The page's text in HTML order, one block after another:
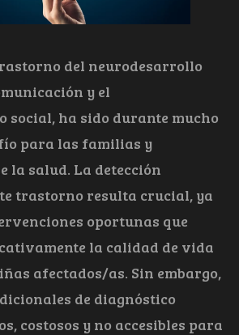
del neurodesarrollo
y el
social, ha sido durante mucho
para las familias y
la salud. La detección
trastorno resulta crucial, ya
oportunas que
la calidad de vida
afectados/as. Sin embargo,
de diagnóstico
costosos y no accesibles para